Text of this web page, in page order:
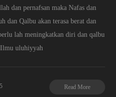
dan pernafsan maka Nafas dan
dan Qalbu akan terasa berat dan
lah meningkatkan diri dan qalbu
uluhiyyah
Read More